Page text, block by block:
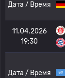
Дата / Время
11.04.2026
19:30
Дата / Время